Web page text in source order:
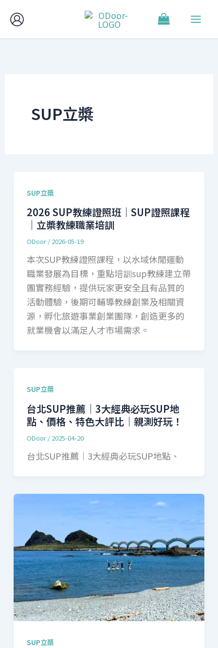
SUP立槳
SUP立槳
2026 SUP教練證照班｜SUP證照課程
｜立槳教練職業培訓
ODoor / 2026-05-19
本次SUP教練證照課程，以水域休閒運動
職業發展為目標，重點培訓sup教練建立帶
團實務經驗，提供玩家更安全且有品質的
活動體驗，後期可輔導教練創業及相關資
源，孵化旅遊事業創業團隊，創造更多的
就業機會以滿足人才市場需求。
SUP立槳
台北SUP推薦｜3大經典必玩SUP地
點、價格、特色大評比｜親測好玩！
ODoor / 2025-04-20
台北SUP推薦｜3大經典必玩SUP地點、
SUP立槳